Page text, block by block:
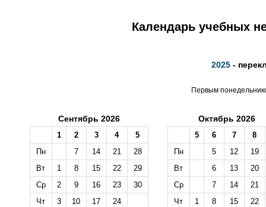
Календарь учебных
2025 -
Первым
Сентябрь 2026
1 2 3 4
5
Пн
7 14 21
28
Вт
1 8 15 22
29
Ср
2 9 16 23
30
Чт
3 10 17
24
Октябрь 2026
5 6 7
8
Пн
5 12
19
Вт
6 13
20
Ср
7 14
21
Чт
1 8 15
22